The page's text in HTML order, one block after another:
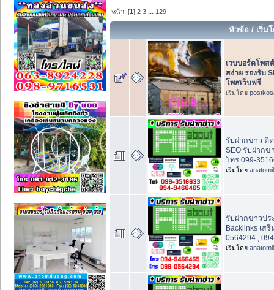
หน้า: [1]2 3 ... 129
หัวข้อ / เริ่ม
เวบบอร์ดโพส
สง่าย รองรับ
โพสเว็บฟรี
เริ่มโดย
รับฝากข่าว ติด
SEO รับฝาก
โทร.099-
เริ่มโดย
รับฝากข่าวป
Backlinks เส
0564294 ,
เริ่มโดย